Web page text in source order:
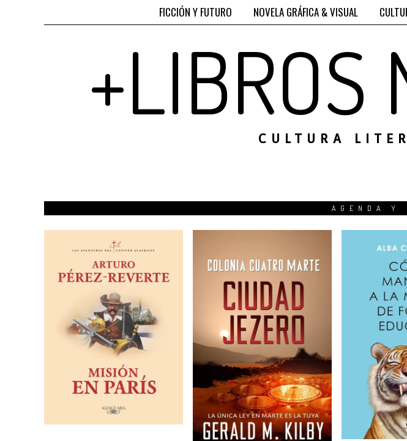
FICCIÓN Y FUTURO NOVELA GRÁFICA & VISUAL
+LIBROS
CULTURA
AGENDA Y